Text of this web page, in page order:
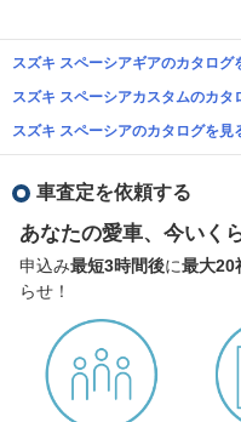
スズキ スペーシアギアのカタログ
スズキ スペーシアカスタムのカタ
スズキ スペーシアのカタログを見
車査定を依頼する
あなたの愛車、今いく
申込み最短3時間後に最大20
らせ！